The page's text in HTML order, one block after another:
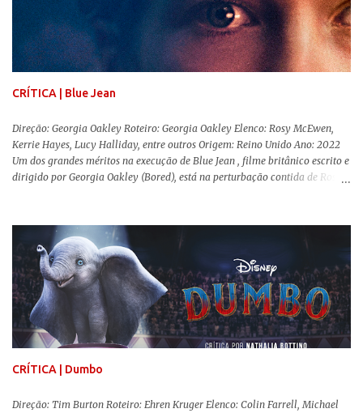
conhecida por sua filmografia feminista, Gerwig traz uma reflexão de
como a Barbie se encaixa no mundo moderno, desenvolvendo a
importância e o impacto, positivo ou negativo, da boneca na vida das
pessoas. Isso tudo com um sentimento de nostalgia multigeracional. Na
CRÍTICA | Blue Jean
Direção: Georgia Oakley Roteiro: Georgia Oakley Elenco: Rosy McEwen,
Kerrie Hayes, Lucy Halliday, entre outros Origem: Reino Unido Ano: 2022
Um dos grandes méritos na execução de Blue Jean , filme britânico escrito e
dirigido por Georgia Oakley (Bored), está na perturbação contida de Rosy
movimentos e falas, equilibrada numa frágil neutralidade entre seu
trabalho e seus afetos, passando noites bebendo e jogando sinuca com seu
grupo de amigas lésbicas e sua amante. É imperativo para ela que ambos
os mundos não se cruzem de modo algum, pois o período histórico no qual
a história se passa - 1988 na Inglaterra - é de um contexto profundamente
conservador e hostil a pessoas queer. Com o governo liderado pela então
primeira-ministra Margaret Tatcher usando recursos supostamente
constitucionais para mobilizar campanhas agressivas ao modo de vida
CRÍTICA | Dumbo
Direção: Tim Burton Roteiro: Ehren Kruger Elenco: Colin Farrell, Michael